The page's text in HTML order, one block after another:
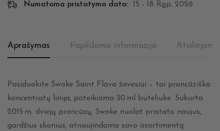
Numatoma pristatymo data: 15 - 18 Rgp, 2026
Aprašymas Papildoma informacija
Pasiduokite Swoke Saint Flava žavesiui – tai prancūziška
koncentratų linija, pateikiama 30 ml buteliuke. Sukurta
2015 m. dviejų prancūzų, Swoke nuolat pristato naujus,
gardžius skonius, atnaujindama savo asortimentą.